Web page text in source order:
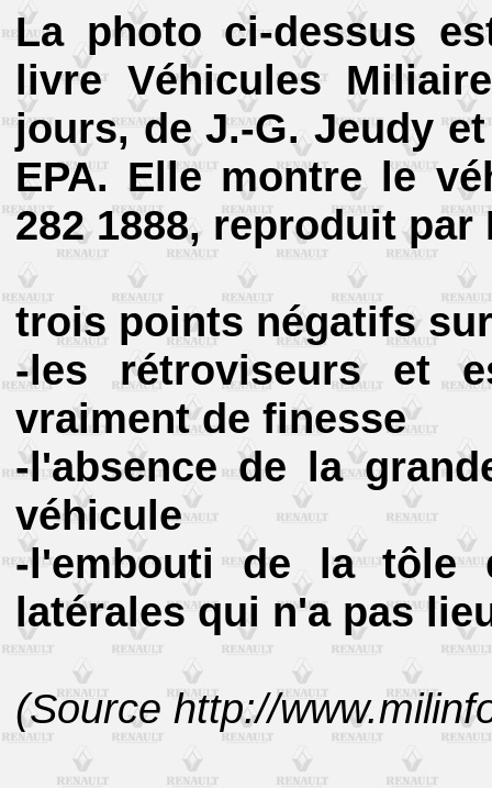
La photo ci-dessus
livre Véhicules
jours, de J.-G. Jeudy
EPA. Elle montre le
282 1888, reproduit par
trois points négatifs
-les rétroviseurs et
vraiment de finesse
-l'absence de la
véhicule
-l'embouti de la tôle
latérales qui n'a pas
(Source http://